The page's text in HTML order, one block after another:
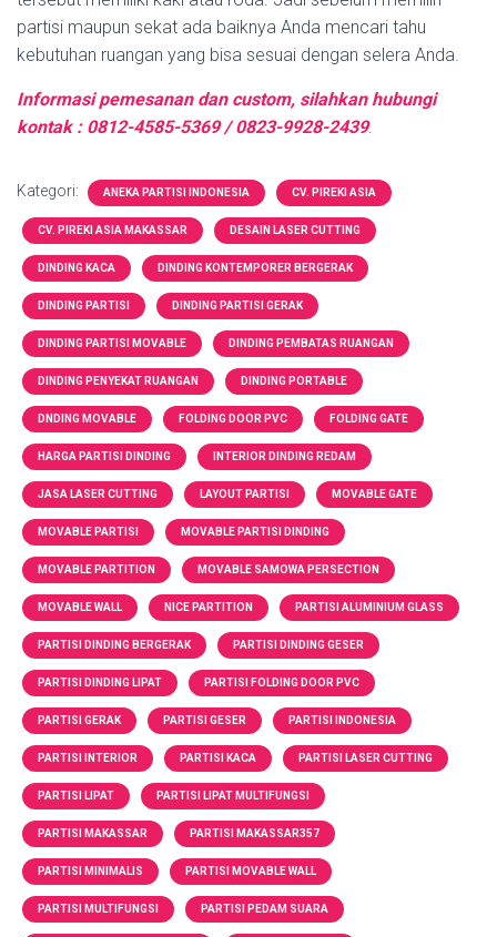
partisi maupun sekat ada baiknya Anda mencari tahu
kebutuhan ruangan yang bisa sesuai dengan selera Anda.
Informasi pemesanan dan custom, silahkan hubungi
kontak : 0812-4585-5369 / 0823-9928-2439.
Kategori: ANEKA PARTISI INDONESIA CV. PIREKI ASIA
CV. PIREKI ASIA MAKASSAR DESAIN LASER CUTTING
DINDING KACA DINDING KONTEMPORER BERGERAK
DINDING PARTISI DINDING PARTISI GERAK
DINDING PARTISI MOVABLE DINDING PEMBATAS RUANGAN
DINDING PENYEKAT RUANGAN DINDING PORTABLE
DNDING MOVABLE FOLDING DOOR PVC FOLDING GATE
HARGA PARTISI DINDING INTERIOR DINDING REDAM
JASA LASER CUTTING LAYOUT PARTISI MOVABLE GATE
MOVABLE PARTISI MOVABLE PARTISI DINDING
MOVABLE PARTITION MOVABLE SAMOWA PERSECTION
MOVABLE WALL NICE PARTITION PARTISI ALUMINIUM GLASS
PARTISI DINDING BERGERAK PARTISI DINDING GESER
PARTISI DINDING LIPAT PARTISI FOLDING DOOR PVC
PARTISI GERAK PARTISI GESER PARTISI INDONESIA
PARTISI INTERIOR PARTISI KACA PARTISI LASER CUTTING
PARTISI LIPAT PARTISI LIPAT MULTIFUNGSI
PARTISI MAKASSAR PARTISI MAKASSAR357
PARTISI MINIMALIS PARTISI MOVABLE WALL
PARTISI MULTIFUNGSI PARTISI PEDAM SUARA